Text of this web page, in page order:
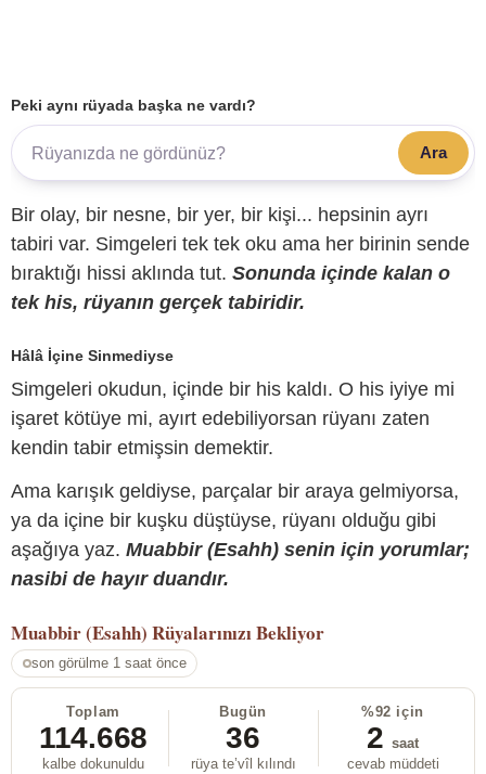
Peki aynı rüyada başka ne vardı?
Ara
Bir olay, bir nesne, bir yer, bir kişi... hepsinin ayrı
tabiri var. Simgeleri tek tek oku ama her birinin sende
bıraktığı hissi aklında tut. Sonunda içinde kalan o
tek his, rüyanın gerçek tabiridir.
Hâlâ İçine Sinmediyse
Simgeleri okudun, içinde bir his kaldı. O his iyiye mi
işaret kötüye mi, ayırt edebiliyorsan rüyanı zaten
kendin tabir etmişsin demektir.
Ama karışık geldiyse, parçalar bir araya gelmiyorsa,
ya da içine bir kuşku düştüyse, rüyanı olduğu gibi
aşağıya yaz. Muabbir (Esahh) senin için yorumlar;
nasibi de hayır duandır.
Muabbir (Esahh) Rüyalarınızı Bekliyor
son görülme 1 saat önce
Toplam
114.668
kalbe dokunuldu
Bugün
36
rüya te’vîl kılındı
%92 için
2 saat
cevab müddeti